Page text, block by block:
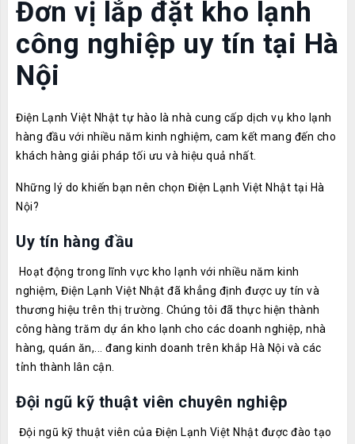
Đơn vị lắp đặt kho lạnh
công nghiệp uy tín tại Hà
Nội
Điện Lạnh Việt Nhật tự hào là nhà cung cấp dịch vụ kho lạnh
hàng đầu với nhiều năm kinh nghiệm, cam kết mang đến cho
khách hàng giải pháp tối ưu và hiệu quả nhất.
Những lý do khiến bạn nên chọn Điện Lạnh Việt Nhật tại Hà
Nội?
Uy tín hàng đầu
Hoạt động trong lĩnh vực kho lạnh với nhiều năm kinh
nghiệm, Điện Lạnh Việt Nhật đã khẳng định được uy tín và
thương hiệu trên thị trường. Chúng tôi đã thực hiện thành
công hàng trăm dự án kho lạnh cho các doanh nghiệp, nhà
hàng, quán ăn,... đang kinh doanh trên khắp Hà Nội và các
tỉnh thành lân cận.
Đội ngũ kỹ thuật viên chuyên nghiệp
Đội ngũ kỹ thuật viên của Điện Lạnh Việt Nhật được đào tạo